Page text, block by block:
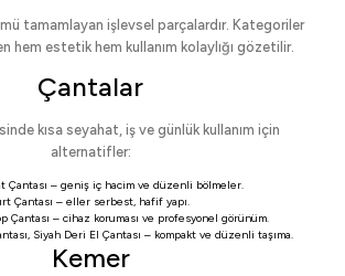
tamamlayan işlevsel parçalardır. Kategoriler
hem estetik hem kullanım kolaylığı gözetilir.
Çantalar
kısa seyahat, iş ve günlük kullanım için
alternatifler:
Çantası – geniş iç hacim ve düzenli bölmeler.
Çantası – eller serbest, hafif yapı.
Çantası – cihaz koruması ve profesyonel görünüm.
, Siyah Deri El Çantası – kompakt ve düzenli taşıma.
Kemer